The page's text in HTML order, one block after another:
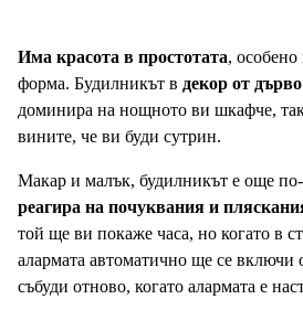
Има красота в простотата, особено
форма. Будилникът в декор от дърво
доминира на нощното ви шкафче,
вините, че ви буди сутрин.
Макар и малък, будилникът е още
реагира на почуквания и
той ще ви покаже часа, но когато в
алармата автоматично ще се включи
събуди отново, когато алармата е